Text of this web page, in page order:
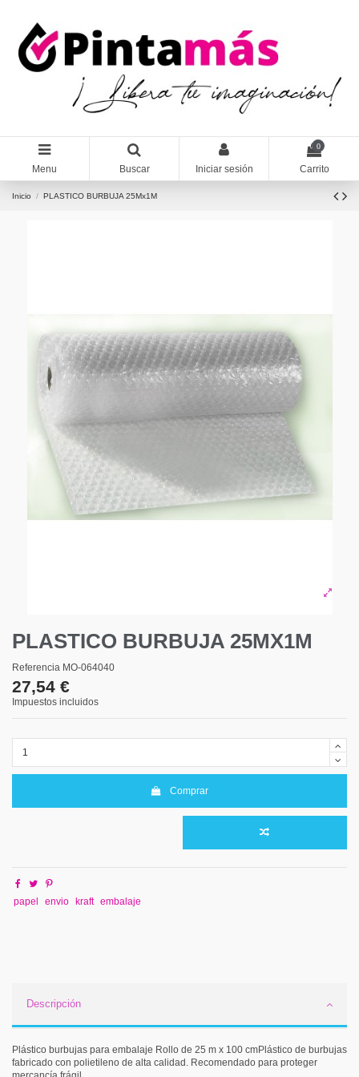
Menu Buscar Iniciar sesión
0
Carrito
Inicio PLASTICO BURBUJA 25Mx1M
PLASTICO BURBUJA 25MX1M
Referencia MO-064040
27,54 €
Impuestos incluidos
Comprar
papel envio kraft embalaje
Descripción
Plástico burbujas para embalaje Rollo de 25 m x 100 cmPlástico de burbujas
fabricado con polietileno de alta calidad. Recomendado para proteger